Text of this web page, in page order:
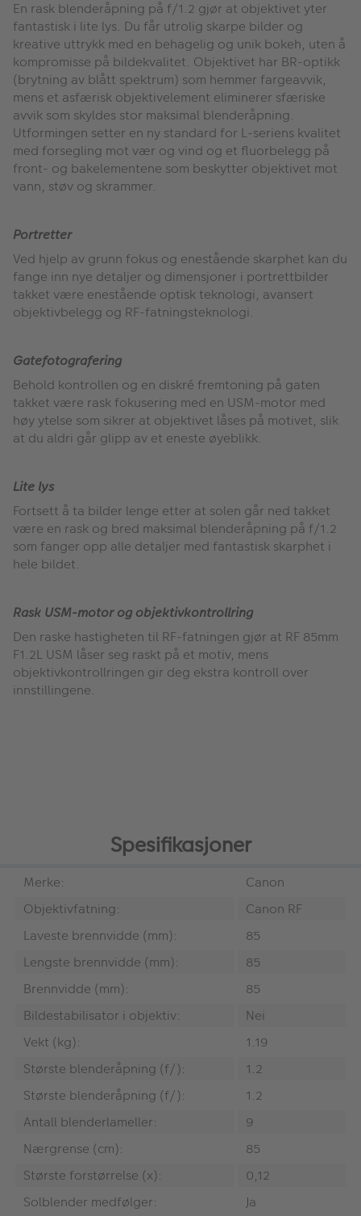
En rask blenderåpning på f/1.2 gjør at objektivet yter
fantastisk i lite lys. Du får utrolig skarpe bilder og
kreative uttrykk med en behagelig og unik bokeh, uten å
kompromisse på bildekvalitet. Objektivet har BR-optikk
(brytning av blått spektrum) som hemmer fargeavvik,
mens et asfærisk objektivelement eliminerer sfæriske
avvik som skyldes stor maksimal blenderåpning.
Utformingen setter en ny standard for L-seriens kvalitet
med forsegling mot vær og vind og et fluorbelegg på
front- og bakelementene som beskytter objektivet mot
vann, støv og skrammer.
Portretter
Ved hjelp av grunn fokus og enestående skarphet kan du
fange inn nye detaljer og dimensjoner i portrettbilder
takket være enestående optisk teknologi, avansert
objektivbelegg og RF-fatningsteknologi.
Gatefotografering
Behold kontrollen og en diskré fremtoning på gaten
takket være rask fokusering med en USM-motor med
høy ytelse som sikrer at objektivet låses på motivet, slik
at du aldri går glipp av et eneste øyeblikk.
Lite lys
Fortsett å ta bilder lenge etter at solen går ned takket
være en rask og bred maksimal blenderåpning på f/1.2
som fanger opp alle detaljer med fantastisk skarphet i
hele bildet.
Rask USM-motor og objektivkontrollring
Den raske hastigheten til RF-fatningen gjør at RF 85mm
F1.2L USM låser seg raskt på et motiv, mens
objektivkontrollringen gir deg ekstra kontroll over
innstillingene.
Spesifikasjoner
Merke:
Canon
Objektivfatning:
Canon RF
Laveste brennvidde (mm):
85
Lengste brennvidde (mm):
85
Brennvidde (mm):
85
Bildestabilisator i objektiv:
Nei
Vekt (kg):
1.19
Største blenderåpning (f/):
1.2
Største blenderåpning (f/):
1.2
Antall blenderlameller:
9
Nærgrense (cm):
85
Største forstørrelse (x):
0,12
Solblender medfølger:
Ja